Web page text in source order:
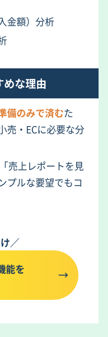
金額）分析
めな理由
備のみで済むた
売・ECに必要な分
「売上レポートを見
プルな要望でもコ
／
能を